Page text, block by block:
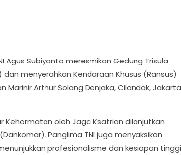
Agus Subiyanto meresmikan Gedung Trisula
menyerahkan Kendaraan Khusus (Ransus)
Arthur Solang Denjaka, Cilandak, Jakarta
Kehormatan oleh Jaga Ksatrian dilanjutkan
Panglima TNI juga menyaksikan
profesionalisme dan kesiapan tinggi